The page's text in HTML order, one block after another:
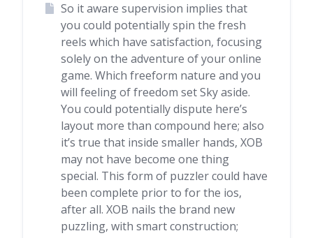
So it aware supervision implies that
you could potentially spin the fresh
reels which have satisfaction, focusing
solely on the adventure of your online
game. Which freeform nature and you
will feeling of freedom set Sky aside.
You could potentially dispute here’s
layout more than compound here; also
it’s true that inside smaller hands, XOB
may not have become one thing
special. This form of puzzler could have
been complete prior to for the ios,
after all. XOB nails the brand new
puzzling, with smart construction;